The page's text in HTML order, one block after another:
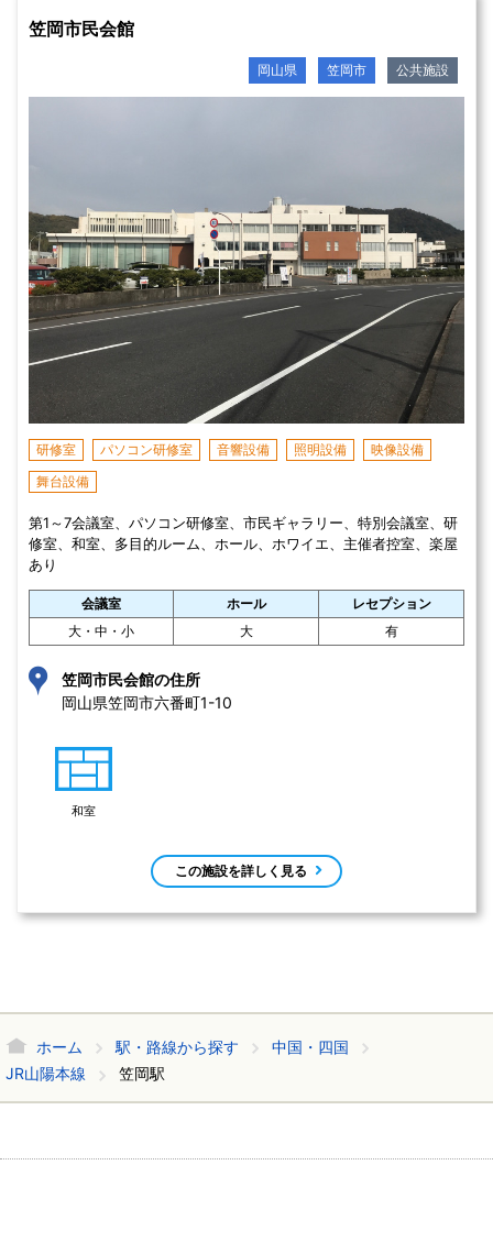
笠岡市民会館
岡山県 笠岡市 公共施設
研修室 パソコン研修室 音響設備 照明設備
映像設備
舞台設備
第1～7会議室、パソコン研修室、市民ギャラリー、特別会議室、研
修室、和室、多目的ルーム、ホール、ホワイエ、主催者控室、楽屋
あり
会議室 ホール
レセプション
大・中・小
大 有
笠岡市民会館の住所
岡山県笠岡市六番町1-10
和室
この施設を詳しく見る
ホーム 駅・路線から探す
中国・四国
JR山陽本線
笠岡駅